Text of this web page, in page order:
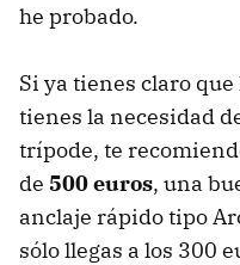
he probado.
Si ya tienes claro
tienes la necesidad
trípode, te
de 500 euros, una
anclaje rápido tipo
sólo llegas a los 300